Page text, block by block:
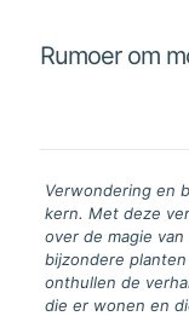
Rumoer om
Verwondering en
kern. Met deze
over de magie
bijzondere
onthullen de
die er wonen en